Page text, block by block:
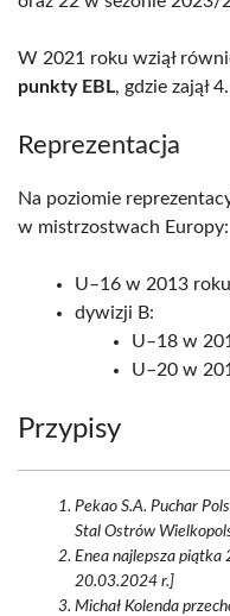
W 2021 roku wziął
punkty EBL, gdzie zajął
Reprezentacja
Na poziomie
w mistrzostwach Europy:
U–16 w 2013
dywizji B:
U–18 w
U–20 w
Przypisy
Pekao S.A. Puchar
Stal Ostrów
Enea najlepsza piątka
20.03.2024 r.]
Michał Kolenda